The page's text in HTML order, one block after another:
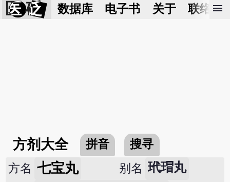
医 砭 数据库 电子书 关于 联络我
menu
方剂大全 拼音
搜寻
方名 七宝丸 别名 玳瑁丸